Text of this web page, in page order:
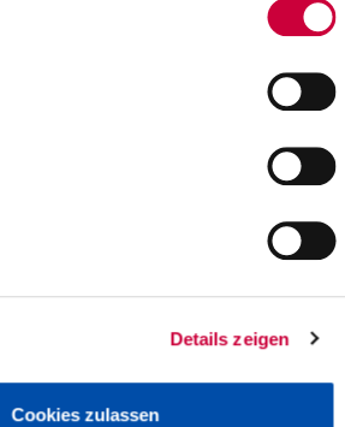
Details zeigen
Cookies zulassen
Back to selection